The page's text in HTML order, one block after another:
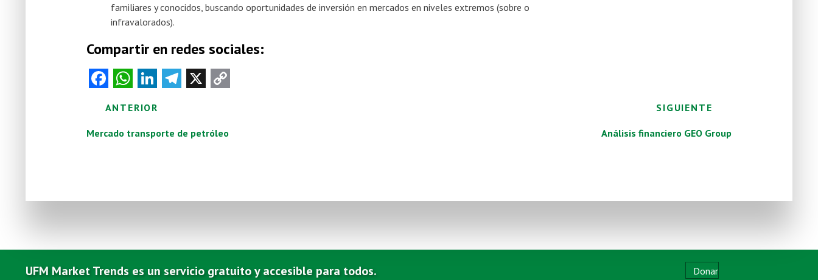
familiares y conocidos, buscando oportunidades de inversión en mercados en niveles extremos (sobre o
infravalorados).
Compartir en redes sociales:
Fa
ce
b
o
W
ha
ts
A
Li
dI
Te
a
X
Posts
ANTERIOR
Mercado transporte de petróleo
SIGUIENTE
Análisis financiero GEO Group
UFM Market Trends es un servicio gratuito y accesible para todos.
Donar